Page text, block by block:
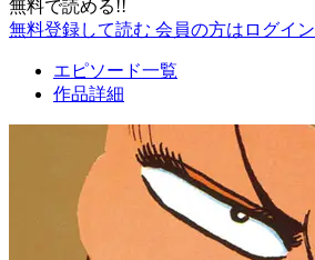
無料で読める!!
無料登録して読む 会員の方はログイン
エピソード一覧
作品詳細